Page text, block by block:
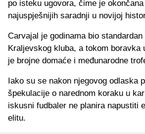
po isteku ugovora, čime je
najuspješnijih saradnji u novijoj
Carvajal je godinama bio
Kraljevskog kluba, a tokom boravka
je brojne domaće i međunarodne
Iako su se nakon njegovog odlaska
špekulacije o narednom koraku u
iskusni fudbaler ne planira napustiti
elitu.